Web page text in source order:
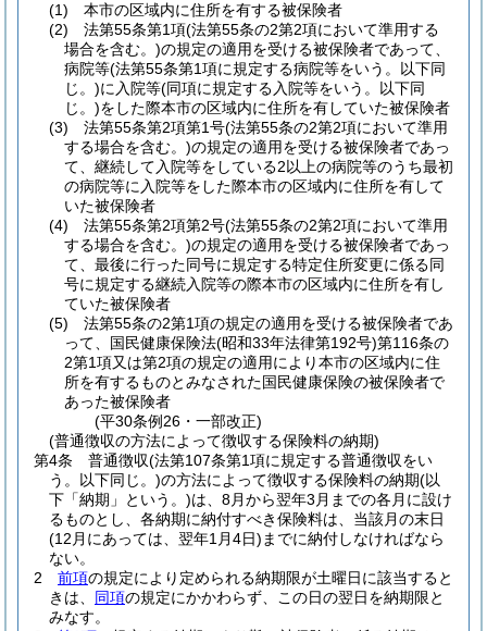
(1)
本市の区域内に住所を有する被保険者
(2)
法第55条第1項(法第55条の2第2項において準用する
場合を含む。)の規定の適用を受ける被保険者であって、
病院等(法第55条第1項に規定する病院等をいう。以下同
じ。)に入院等(同項に規定する入院等をいう。以下同
じ。)をした際本市の区域内に住所を有していた被保険者
(3)
法第55条第2項第1号(法第55条の2第2項において準用
する場合を含む。)の規定の適用を受ける被保険者であっ
て、継続して入院等をしている2以上の病院等のうち最初
の病院等に入院等をした際本市の区域内に住所を有して
いた被保険者
(4)
法第55条第2項第2号(法第55条の2第2項において準用
する場合を含む。)の規定の適用を受ける被保険者であっ
て、最後に行った同号に規定する特定住所変更に係る同
号に規定する継続入院等の際本市の区域内に住所を有し
ていた被保険者
(5)
法第55条の2第1項の規定の適用を受ける被保険者であ
って、国民健康保険法(昭和33年法律第192号)第116条の
2第1項又は第2項の規定の適用により本市の区域内に住
所を有するものとみなされた国民健康保険の被保険者で
あった被保険者
(平30条例26・一部改正)
(普通徴収の方法によって徴収する保険料の納期)
第4条
普通徴収(法第107条第1項に規定する普通徴収をい
う。以下同じ。)の方法によって徴収する保険料の納期(以
下「納期」という。)は、8月から翌年3月までの各月に設け
るものとし、各納期に納付すべき保険料は、当該月の末日
(12月にあっては、翌年1月4日) までに納付しなければなら
ない。
2
前項の規定により定められる納期限が土曜日に該当すると
きは、 同項の規定にかかわらず、この日の翌日を納期限と
みなす。